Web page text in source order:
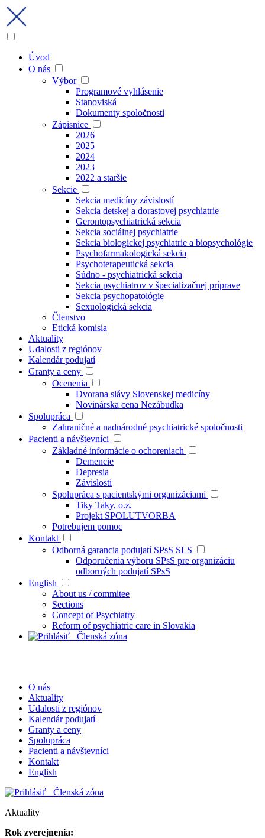
Úvod
O nás
Výbor
Programové vyhlásenie
Stanoviská
Dokumenty spoločnosti
Zápisnice
2026
2025
2024
2023
2022 a staršie
Sekcie
Sekcia medicíny závislostí
Sekcia detskej a dorastovej psychiatrie
Gerontopsychiatrická sekcia
Sekcia sociálnej psychiatrie
Sekcia biologickej psychiatrie a biopsychológie
Psychofarmakologická sekcia
Psychoterapeutická sekcia
Súdno - psychiatrická sekcia
Sekcia psychiatrov v špecializačnej príprave
Sekcia psychopatológie
Sexuologická sekcia
Členstvo
Etická komisia
Aktuality
Udalosti z regiónov
Kalendár podujatí
Granty a ceny
Ocenenia
Dvorana slávy Slovenskej medicíny
Novinárska cena Nezábudka
Spolupráca
Zahraničné a nadnárodné psychiatrické spoločnosti
Pacienti a návštevníci
Základné informácie o ochoreniach
Demencie
Depresia
Závislosti
Spolupráca s pacientskými organizáciami
Tiky Taky, o.z.
Projekt SPOLUTVORBA
Potrebujem pomoc
Kontakt
Odborná garancia podujatí SPsS SLS
Odporučenia výboru SPsS pre organizáciu
odborných podujatí SPsS
English
About us / commitee
Sections
Concept of Psychiatry
Reform of psychiatric care in Slovakia
Členská zóna
O nás
Aktuality
Udalosti z regiónov
Kalendár podujatí
Granty a ceny
Spolupráca
Pacienti a návštevníci
Kontakt
English
Členská zóna
Aktuality
Rok zverejnenia: